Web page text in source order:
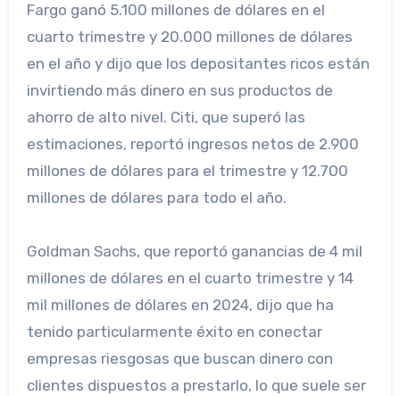
Fargo ganó 5.100 millones de dólares en el
cuarto trimestre y 20.000 millones de dólares
en el año y dijo que los depositantes ricos están
invirtiendo más dinero en sus productos de
ahorro de alto nivel. Citi, que superó las
estimaciones, reportó ingresos netos de 2.900
millones de dólares para el trimestre y 12.700
millones de dólares para todo el año.
Goldman Sachs, que reportó ganancias de 4 mil
millones de dólares en el cuarto trimestre y 14
mil millones de dólares en 2024, dijo que ha
tenido particularmente éxito en conectar
empresas riesgosas que buscan dinero con
clientes dispuestos a prestarlo, lo que suele ser